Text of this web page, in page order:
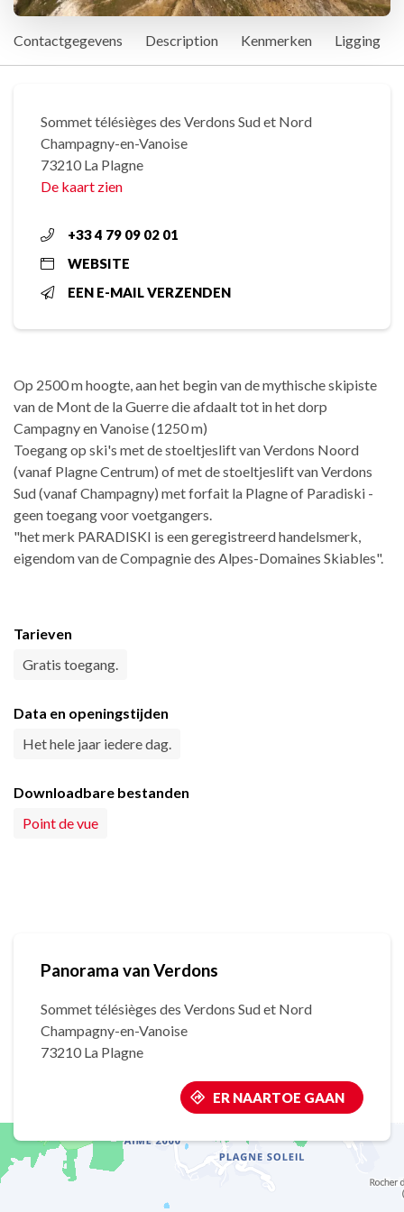
Contactgegevens Description Kenmerken Ligging
Sommet télésièges des Verdons Sud et Nord
Champagny-en-Vanoise
73210 La Plagne
De kaart zien
+33 4 79 09 02 01
WEBSITE
EEN E-MAIL VERZENDEN
Op 2500 m hoogte, aan het begin van de mythische skipiste
van de Mont de la Guerre die afdaalt tot in het dorp
Campagny en Vanoise (1250 m)
Toegang op ski's met de stoeltjeslift van Verdons Noord
(vanaf Plagne Centrum) of met de stoeltjeslift van Verdons
Sud (vanaf Champagny) met forfait la Plagne of Paradiski -
geen toegang voor voetgangers.
"het merk PARADISKI is een geregistreerd handelsmerk,
eigendom van de Compagnie des Alpes-Domaines Skiables".
Tarieven
Gratis toegang.
Data en openingstijden
Het hele jaar iedere dag.
Downloadbare bestanden
Point de vue
Panorama van Verdons
Sommet télésièges des Verdons Sud et Nord
Champagny-en-Vanoise
73210 La Plagne
ER NAARTOE GAAN